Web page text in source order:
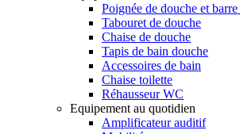
Poignée de douche et
Tabouret de douche
Chaise de douche
Tapis de bain douche
Accessoires de bain
Chaise toilette
Réhausseur WC
Equipement au quotidien
Amplificateur auditif